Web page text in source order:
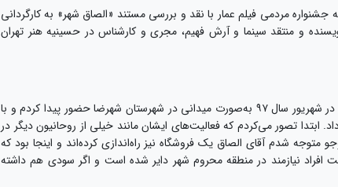
جشنواره مردمی فیلم عمار با نقد و بررسی مستند «الصاق شهر» به کارگردانی
و منتقد سینما و آرش فهیم، مجری و کارشناس در حسینیه هنر تهران
یزدانی در مورد نحوه آشنایی با سوژه مستند گفت: من در شهریور سال ۹۷ به‌صورت میدانی در شهرستان شهرضا حضور پیدا کردم و با
ابتدا تصور می‌کردم که فعالیت‌های ایشان مانند خیلی از روحانیون دیگر در
شدم آقای الصاق یک فروشگاه نیز راه‌اندازی کرده‌اند و اینجا بود که
نیازمند در منطقه محروم شهر دایر شده است و اگر سودی هم داشته